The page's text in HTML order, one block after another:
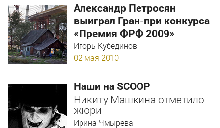
Александр Петросян
выиграл Гран-при конкурса
«Премия ФРФ 2009»
Игорь Кубединов
02 мая 2010
Наши на SCOOP
Никиту Машкина отметило
жюри
Ирина Чмырева